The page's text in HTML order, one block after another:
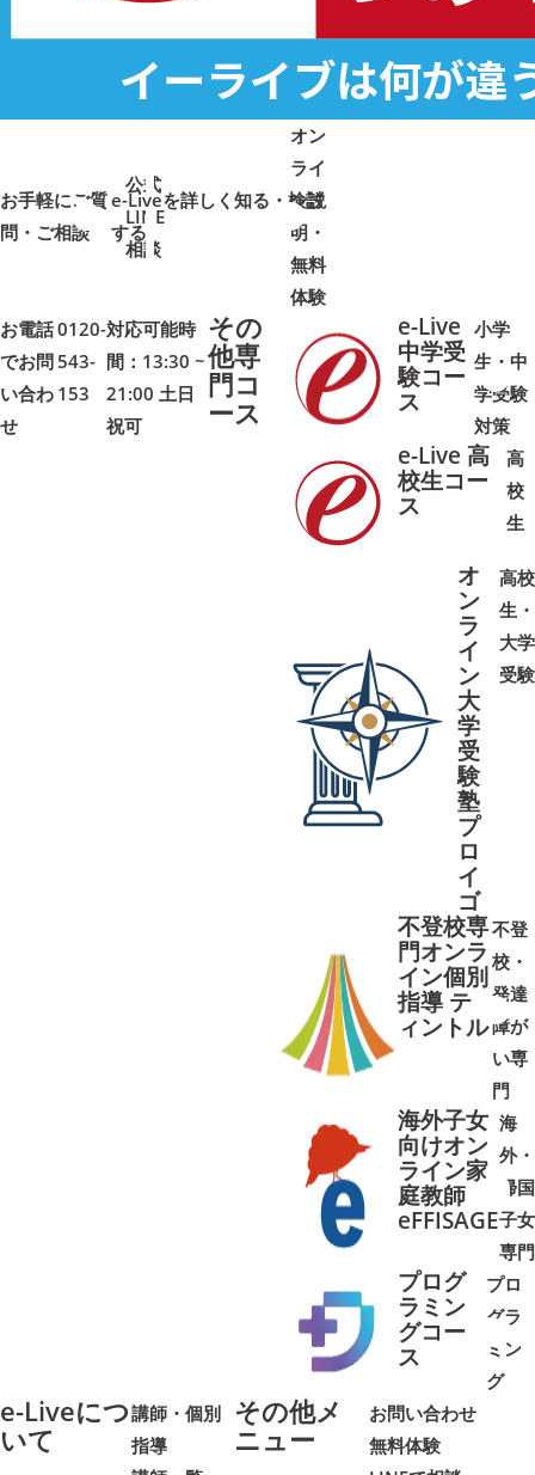
公式
LINE
相談
お手軽にご質
問・ご相談➜ ➜
オン
ライ
ン説
明・
無料
体験
e-Liveを詳しく知る・検討
する
➜➜
お電話
でお問
い合わ
せ
0120-
543-
153
対応可能時
間：13:30 ~
21:00 土日
祝可
その
他専
門コ
ース
e-Live
中学受
験コー
ス
小学
生・中
学受験
対策
➜➜
e-Live 高
校生コー
ス
高
校
生
➜➜
オ
ン
ラ
イ
ン
大
学
受
験
塾
プ
ロ
イ
ゴ
高校
生・
大学
受験
不登校専
門オンラ
イン個別
指導 テ
ィントル
不登
校・
発達
障が
い専
門
➜➜
海外子女
向けオン
ライン家
庭教師
eFFISAGE
海
外・
帰国
子女
専門
➜➜
プログ
ラミン
グコー
ス
プロ
グラ
ミン
グ
➜➜
e-Liveにつ
いて
講師・個別
指導
その他メ
ニュー
お問い合わせ
無料体験